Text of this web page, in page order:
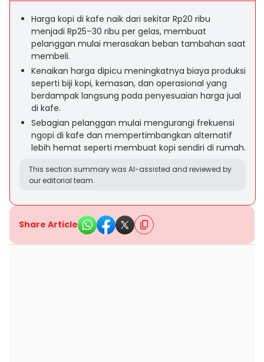
Harga kopi di kafe naik dari sekitar Rp20 ribu
menjadi Rp25–30 ribu per gelas, membuat
pelanggan mulai merasakan beban tambahan saat
membeli.
Kenaikan harga dipicu meningkatnya biaya produksi
seperti biji kopi, kemasan, dan operasional yang
berdampak langsung pada penyesuaian harga jual
di kafe.
Sebagian pelanggan mulai mengurangi frekuensi
ngopi di kafe dan mempertimbangkan alternatif
lebih hemat seperti membuat kopi sendiri di rumah.
This section summary was AI-assisted and reviewed by
our editorial team.
Share Article